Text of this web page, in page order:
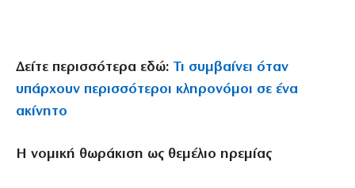
Δείτε περισσότερα εδώ: Τι συμβαίνει όταν
υπάρχουν περισσότεροι κληρονόμοι σε ένα
ακίνητο
Η νομική θωράκιση ως θεμέλιο ηρεμίας